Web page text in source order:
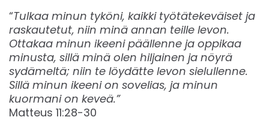
“Tulkaa minun tyköni, kaikki työtätekeväiset ja
raskautetut, niin minä annan teille levon.
Ottakaa minun ikeeni päällenne ja oppikaa
minusta, sillä minä olen hiljainen ja nöyrä
sydämeltä; niin te löydätte levon sielullenne.
Sillä minun ikeeni on sovelias, ja minun
kuormani on keveä.”
Matteus 11:28-30